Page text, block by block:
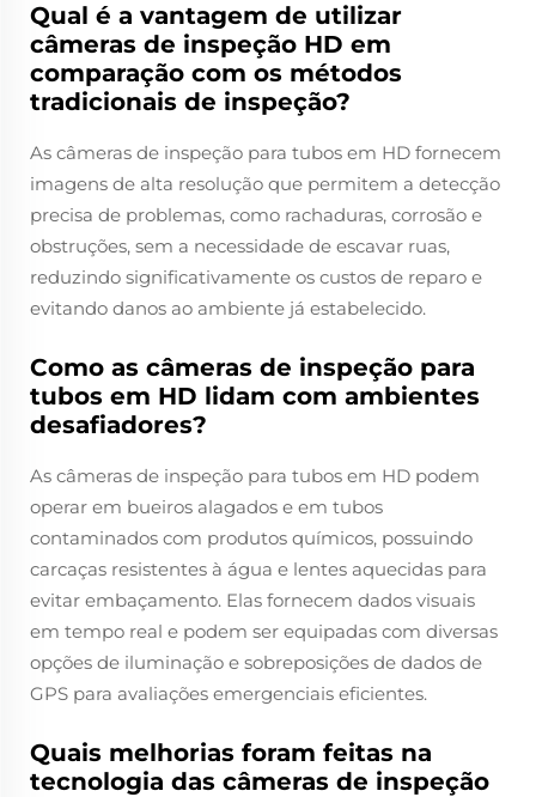
Qual é a vantagem de utilizar
câmeras de inspeção HD em
comparação com os métodos
tradicionais de inspeção?
As câmeras de inspeção para tubos em HD fornecem
imagens de alta resolução que permitem a detecção
precisa de problemas, como rachaduras, corrosão e
obstruções, sem a necessidade de escavar ruas,
reduzindo significativamente os custos de reparo e
evitando danos ao ambiente já estabelecido.
Como as câmeras de inspeção para
tubos em HD lidam com ambientes
desafiadores?
As câmeras de inspeção para tubos em HD podem
operar em bueiros alagados e em tubos
contaminados com produtos químicos, possuindo
carcaças resistentes à água e lentes aquecidas para
evitar embaçamento. Elas fornecem dados visuais
em tempo real e podem ser equipadas com diversas
opções de iluminação e sobreposições de dados de
GPS para avaliações emergenciais eficientes.
Quais melhorias foram feitas na
tecnologia das câmeras de inspeção